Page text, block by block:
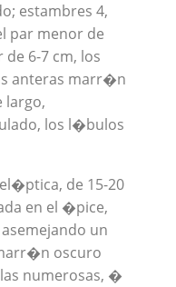
estambres 4,
par menor de
de 6-7 cm, los
anteras marr�n
largo,
los l�bulos
de 15-20
en el �pice,
un
oscuro
numerosas, �